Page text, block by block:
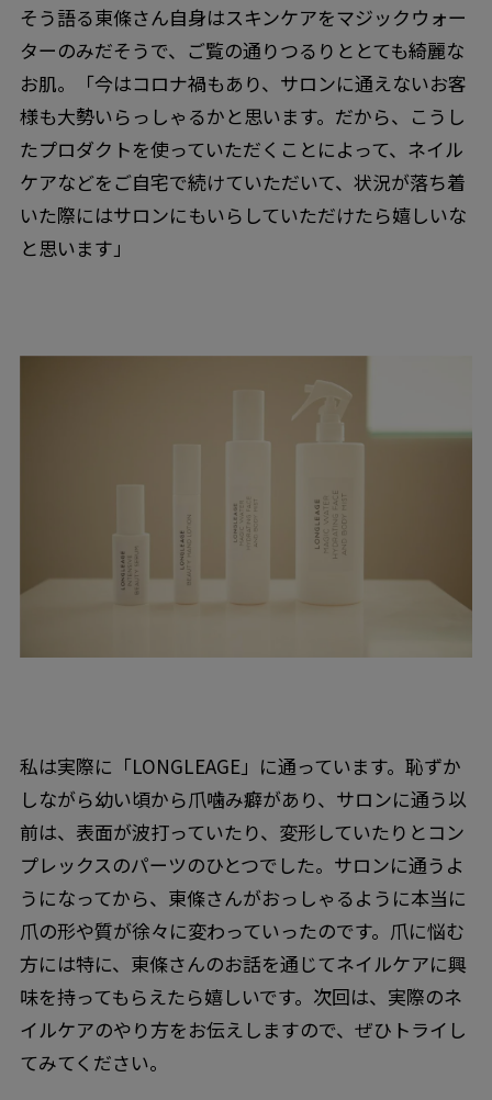
そう語る東條さん自身はスキンケアをマジックウォー
ターのみだそうで、ご覧の通りつるりととても綺麗な
お肌。「今はコロナ禍もあり、サロンに通えないお客
様も大勢いらっしゃるかと思います。だから、こうし
たプロダクトを使っていただくことによって、ネイル
ケアなどをご自宅で続けていただいて、状況が落ち着
いた際にはサロンにもいらしていただけたら嬉しいな
と思います」
私は実際に「LONGLEAGE」に通っています。恥ずか
しながら幼い頃から爪噛み癖があり、サロンに通う以
前は、表面が波打っていたり、変形していたりとコン
プレックスのパーツのひとつでした。サロンに通うよ
うになってから、東條さんがおっしゃるように本当に
爪の形や質が徐々に変わっていったのです。爪に悩む
方には特に、東條さんのお話を通じてネイルケアに興
味を持ってもらえたら嬉しいです。次回は、実際のネ
イルケアのやり方をお伝えしますので、ぜひトライし
てみてください。